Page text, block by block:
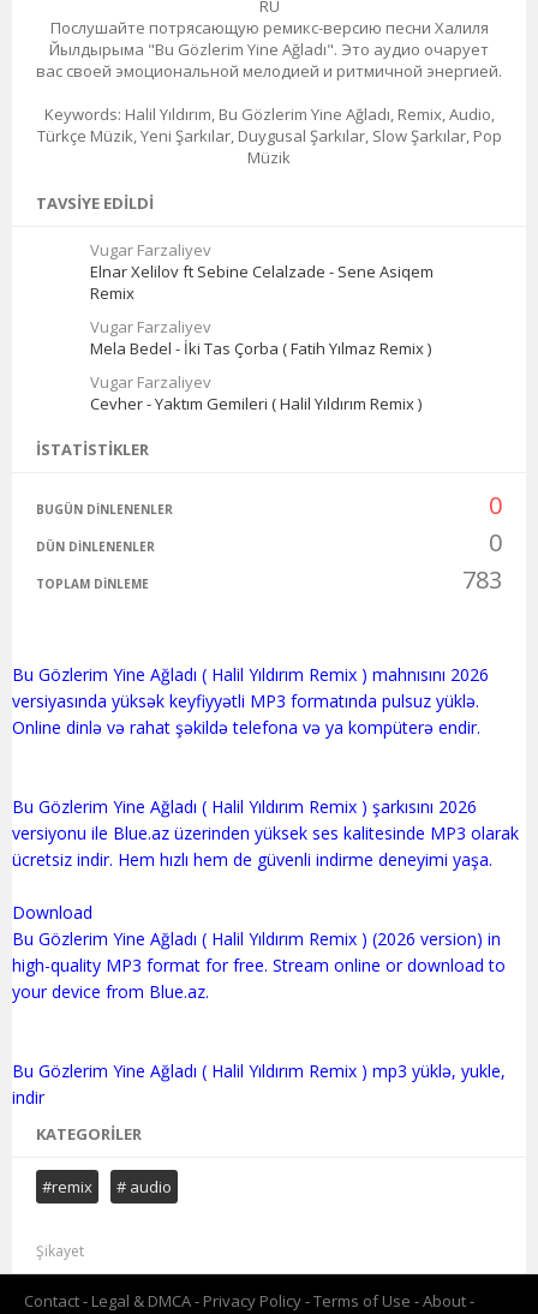
RU
Послушайте потрясающую ремикс-версию песни Халиля
Йылдырыма "Bu Gözlerim Yine Ağladı". Это аудио очарует
вас своей эмоциональной мелодией и ритмичной энергией.
Keywords: Halil Yıldırım, Bu Gözlerim Yine Ağladı, Remix, Audio,
Türkçe Müzik, Yeni Şarkılar, Duygusal Şarkılar, Slow Şarkılar, Pop
Müzik
TAVSIYE EDILDI
Vugar Farzaliyev
Elnar Xelilov ft Sebine Celalzade - Sene Asiqem
Remix
Vugar Farzaliyev
Mela Bedel - İki Tas Çorba ( Fatih Yılmaz Remix )
Vugar Farzaliyev
Cevher - Yaktım Gemileri ( Halil Yıldırım Remix )
İSTATISTIKLER
BUGÜN DINLENENLER 0
DÜN DINLENENLER 0
TOPLAM DINLEME 783
Bu Gözlerim Yine Ağladı ( Halil Yıldırım Remix ) mahnısını 2026
versiyasında yüksək keyfiyyətli MP3 formatında pulsuz yüklə.
Online dinlə və rahat şəkildə telefona və ya kompüterə endir.
Bu Gözlerim Yine Ağladı ( Halil Yıldırım Remix ) şarkısını 2026
versiyonu ile Blue.az üzerinden yüksek ses kalitesinde MP3 olarak
ücretsiz indir. Hem hızlı hem de güvenli indirme deneyimi yaşa.
Download
Bu Gözlerim Yine Ağladı ( Halil Yıldırım Remix ) (2026 version) in
high-quality MP3 format for free. Stream online or download to
your device from Blue.az.
Bu Gözlerim Yine Ağladı ( Halil Yıldırım Remix ) mp3 yüklə, yukle,
KATEGORILER
#remix # audio
Şikayet
Contact Legal & DMCA Privacy Policy Terms of Use About